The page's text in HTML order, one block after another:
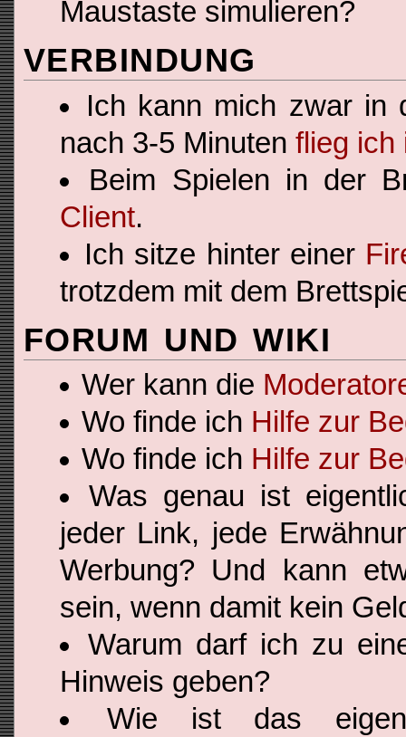
Maustaste simulieren?
VERBINDUNG
Ich kann mich zwar in
nach 3-5 Minuten flieg ich
Beim Spielen in der
Client.
Ich sitze hinter einer
trotzdem mit dem
FORUM UND WIKI
Wer kann die
Wo finde ich Hilfe zur
Wo finde ich Hilfe zur
Was genau ist
jeder Link, jede
Werbung? Und kann
sein, wenn damit kein
Warum darf ich zu
Hinweis geben?
Wie ist das